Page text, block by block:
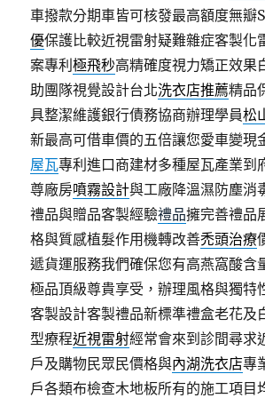
車撥款分期車皆可核發最高額度無瓣
優保護比較近視雷射疑難雜症客製化
案專利極飛秒高精確度視力矯正效果
助團隊視覺設計台北洗衣店推薦精品
具整潔維護銀行債務協商辦理學員松
新最高可借車價的五倍讓您愛車變現
屋瓦專利進口商建材多種屋瓦產業到
尊廠房噴霧設計與工廠降溫濕防塵消
禮品與贈品客製經驗禮品擁完善禮品
格與質感植髮作用機轉改善禿頭治療
遞貨運服務我們確保您有高燕窩酸含
極品頂級尊貴享受，辦理風格與獨特
客製設計客製禮品新標準禮盒老花及
型療程近視雷射經常會來到診間尋求
戶及購物民眾民價格與內湖洗衣店專
戶各類布檢查木地板所有的施工項目